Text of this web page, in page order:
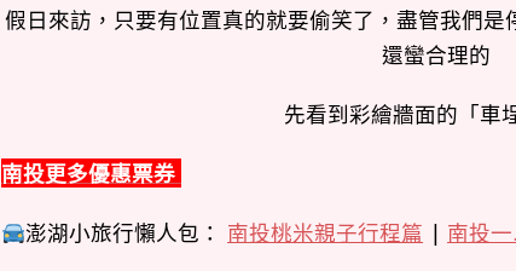
假日來訪，只要有位置真的就要偷笑了，盡管我們是
還蠻合理的
先看到彩繪牆面的「車
南投更多優惠票券
澎湖小旅行懶人包： 南投桃米親子行程篇 | 南投